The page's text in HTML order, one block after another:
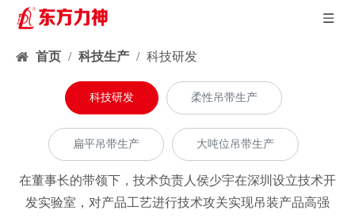
首页 / 科技生产 / 科技研发
科技研发 柔性吊带生产
扁平吊带生产 大吨位吊带生产
在董事长的带领下，技术负责人侯少宇在深圳设立技术开
发实验室，对产品工艺进行技术攻关实现吊装产品高强